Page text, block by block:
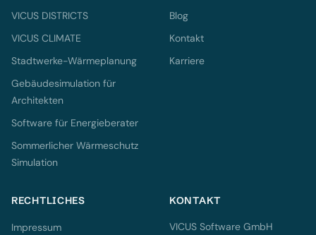
VICUS DISTRICTS
VICUS CLIMATE
Stadtwerke-Wärmeplanung
Gebäudesimulation für
Architekten
Software für Energieberater
Sommerlicher Wärmeschutz
Simulation
Blog
Kontakt
Karriere
RECHTLICHES
Impressum
KONTAKT
VICUS Software GmbH